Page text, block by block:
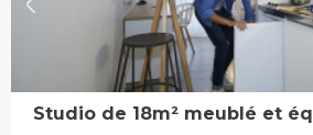
Studio de 18m² meublé et